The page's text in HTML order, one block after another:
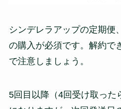
シンデレラアップの定期便
の購入が必須です。解約で
で注意しましょう。
5回目以降（4回受け取った